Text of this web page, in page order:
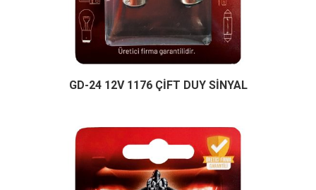
GD-24 12V 1176 ÇİFT DUY SİNYAL